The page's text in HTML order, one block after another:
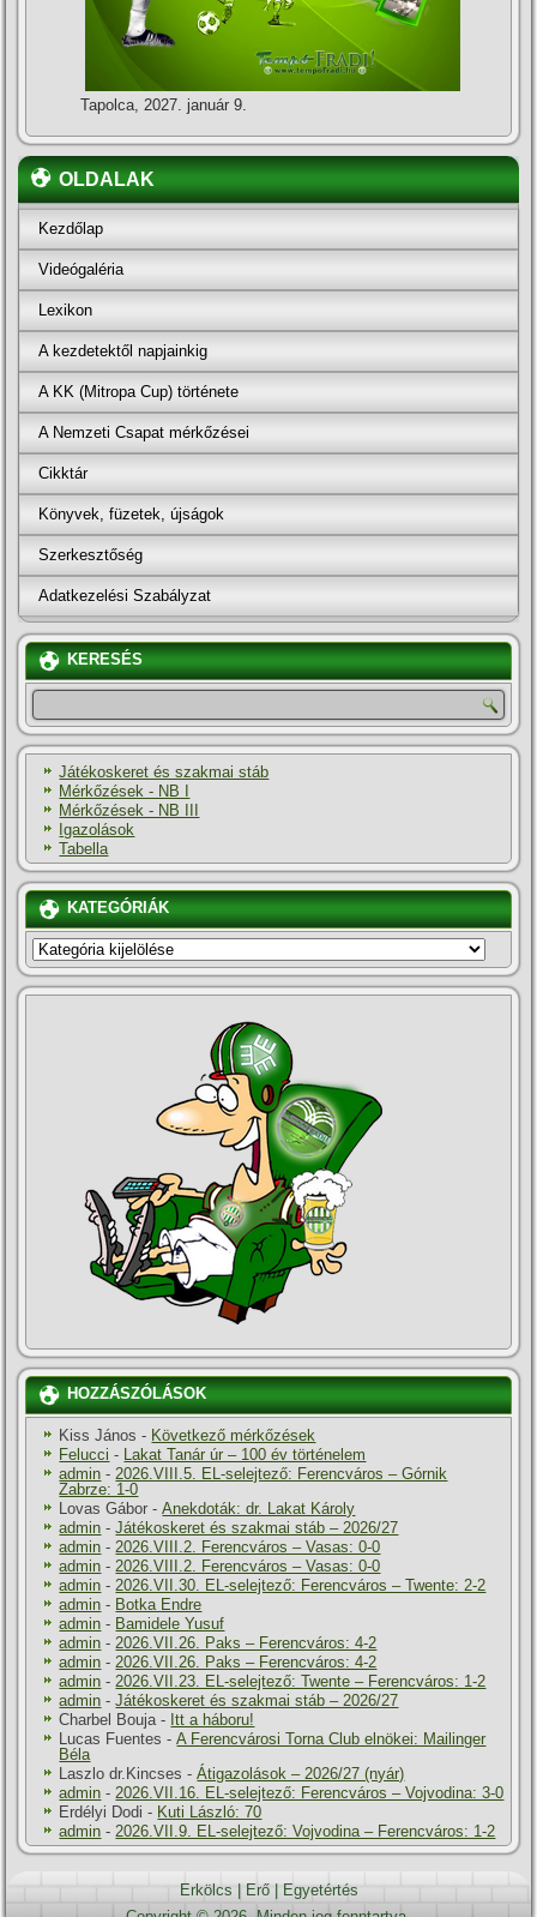
Tapolca, 2027. január 9.
OLDALAK
Kezdőlap
Videógaléria
Lexikon
A kezdetektől napjainkig
A KK (Mitropa Cup) története
A Nemzeti Csapat mérkőzései
Cikktár
Könyvek, füzetek, újságok
Szerkesztőség
Adatkezelési Szabályzat
KERESÉS
Játékoskeret és szakmai stáb
Mérkőzések - NB I
Mérkőzések - NB III
Igazolások
Tabella
KATEGÓRIÁK
KATEGÓRIÁK
HOZZÁSZÓLÁSOK
Kiss János - Következő mérkőzések
Felucci - Lakat Tanár úr – 100 év történelem
admin -2026.VIII.5. EL-selejtező: Ferencváros – Górnik
Zabrze: 1-0
Lovas Gábor -Anekdoták: dr. Lakat Károly
admin -Játékoskeret és szakmai stáb – 2026/27
admin -2026.VIII.2. Ferencváros – Vasas: 0-0
admin -2026.VIII.2. Ferencváros – Vasas: 0-0
admin -2026.VII.30. EL-selejtező: Ferencváros – Twente: 2-2
admin - Botka Endre
admin - Bamidele Yusuf
admin -2026.VII.26. Paks – Ferencváros: 4-2
admin -2026.VII.26. Paks – Ferencváros: 4-2
admin -2026.VII.23. EL-selejtező: Twente – Ferencváros: 1-2
admin -Játékoskeret és szakmai stáb – 2026/27
Charbel Bouja- Itt a háboru!
Lucas Fuentes -A Ferencvárosi Torna Club elnökei: Mailinger
Béla
Laszlo dr.Kincses -Átigazolások – 2026/27 (nyár)
admin -2026.VII.16. EL-selejtező: Ferencváros – Vojvodina: 3-0
Erdélyi Dodi - Kuti László: 70
admin -2026.VII.9. EL-selejtező: Vojvodina – Ferencváros: 1-2
Erkölcs | Erő| Egyetértés